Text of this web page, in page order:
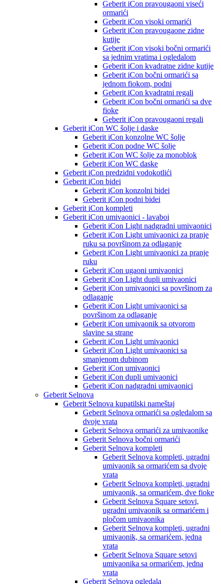
Geberit iCon pravougaoni viseći
ormarići
Geberit iCon visoki ormarići
Geberit iCon pravougaone zidne
kutije
Geberit iCon visoki bočni ormarići
sa jednim vratima i ogledalom
Geberit iCon kvadratne zidne kutije
Geberit iCon bočni ormarići sa
jednom fiokom, podni
Geberit iCon kvadratni regali
Geberit iCon bočni ormarići sa dve
fioke
Geberit iCon pravougaoni regali
Geberit iCon WC šolje i daske
Geberit iCon konzolne WC šolje
Geberit iCon podne WC šolje
Geberit iCon WC šolje za monoblok
Geberit iCon WC daske
Geberit iCon predzidni vodokotlići
Geberit iCon bidei
Geberit iCon konzolni bidei
Geberit iCon podni bidei
Geberit iCon kompleti
Geberit iCon umivaonici - lavaboi
Geberit iCon Light nadgradni umivaonici
Geberit iCon Light umivaonici za pranje
ruku sa površinom za odlaganje
Geberit iCon Light umivaonici za pranje
ruku
Geberit iCon ugaoni umivaonici
Geberit iCon Light dupli umivaonici
Geberit iCon umivaonici sa površinom za
odlaganje
Geberit iCon Light umivaonici sa
površinom za odlaganje
Geberit iCon umivaonik sa otvorom
slavine sa strane
Geberit iCon Light umivaonici
Geberit iCon Light umivaonici sa
smanjenom dubinom
Geberit iCon umivaonici
Geberit iCon dupli umivaonici
Geberit iCon nadgradni umivaonici
Geberit Selnova
Geberit Selnova kupatilski nameštaj
Geberit Selnova ormarići sa ogledalom sa
dvoje vrata
Geberit Selnova ormarići za umivaonike
Geberit Selnova bočni ormarići
Geberit Selnova kompleti
Geberit Selnova kompleti, ugradni
umivaonik sa ormarićem sa dvoje
vrata
Geberit Selnova kompleti, ugradni
umivaonik, sa ormarićem, dve fioke
Geberit Selnova Square setovi,
ugradni umivaonik sa ormarićem i
pločom umivaonika
Geberit Selnova kompleti, ugradni
umivaonik, sa ormarićem, jedna
vrata
Geberit Selnova Square setovi
umivaonika sa ormarićem, jedna
vrata
Geberit Selnova ogledala